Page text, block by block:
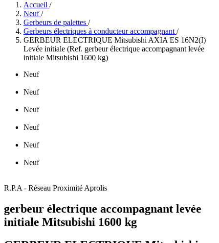
Accueil /
Neuf/
Gerbeurs de palettes /
Gerbeurs électriques à conducteur accompagnant /
GERBEUR ELECTRIQUE Mitsubishi AXIA ES 16N2(I)
Levée initiale (Ref. gerbeur électrique accompagnant levée
initiale Mitsubishi 1600 kg)
Neuf
Neuf
Neuf
Neuf
Neuf
Neuf
R.P.A - Réseau Proximité Aprolis
gerbeur électrique accompagnant levée
initiale Mitsubishi 1600 kg